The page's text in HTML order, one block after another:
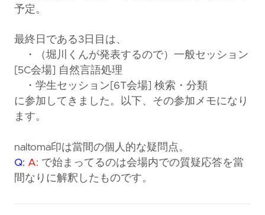
予定。
最終日である3日目は、
・（堀川くんが発表するので）一般セッション
[5C会場] 自然言語処理
・学生セッション[6T会場] 検索・分類
に参加してきました。以下、その参加メモになり
ます。
naltoma印は當間の個人的な疑問点。
Q: A: で始まってるのは会場内での質疑応答を當
間なりに解釈したものです。